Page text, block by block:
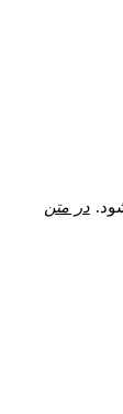
در متن